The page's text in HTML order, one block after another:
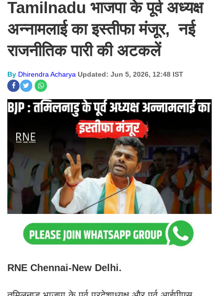
Tamilnadu भाजपा के पूर्व अध्यक्ष
अन्नामलाई का इस्तीफा मंजूर, नई
राजनीतिक पारी की अटकलें
By Dhirendra Acharya Updated: Jun 5, 2026, 12:48 IST
RNE Chennai-New Delhi.